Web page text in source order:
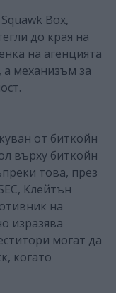
Box,
до края на
на агенцията
а механизъм за
от биткойн
върху биткойн
това, през
Клейтън
на
изразява
могат да
когато